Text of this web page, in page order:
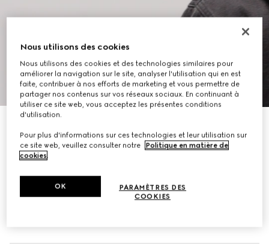
10
CHF 760
Déclinaisonscuir noir
Nous utilisons des cookies
Nous utilisons des cookies et des technologies similaires pour
améliorer la navigation sur le site, analyser l'utilisation qui en est
faite, contribuer à nos efforts de marketing et vous permettre de
partager nos contenus sur vos réseaux sociaux. En continuant à
utiliser ce site web, vous acceptez les présentes conditions
d'utilisation.
Pour plus d'informations sur ces technologies et leur utilisation sur
ce site web, veuillez consulter notre
Politique en matière de
cookies.
PARAMÈTRES DES
COOKIES
OK